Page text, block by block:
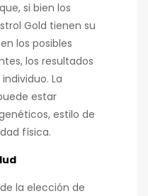
si bien los
Gold tienen su
los posibles
los resultados
La
estar
estilo de
física.
la elección de